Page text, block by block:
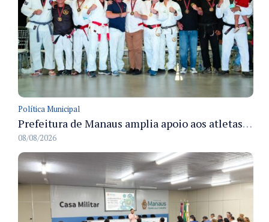
Política Municipal
Prefeitura de Manaus amplia apoio aos atletas de 100 para 150 beneficiados a partir do próximo ano
08/08/2026